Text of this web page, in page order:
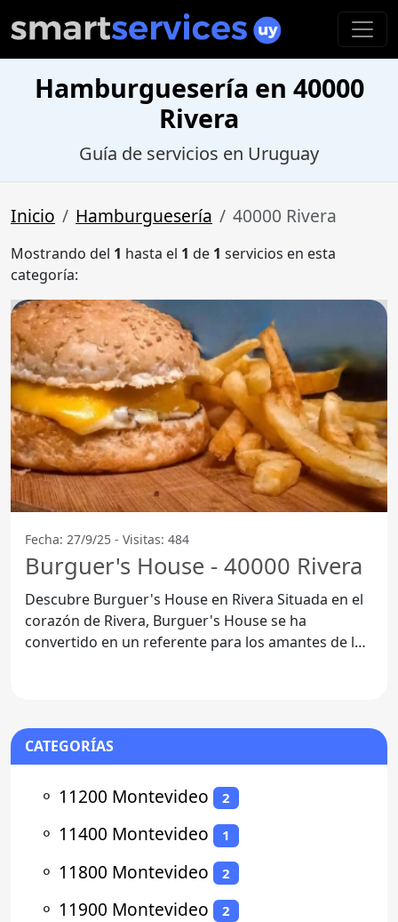
Hamburguesería en 40000
Rivera
Guía de servicios en Uruguay
Inicio Hamburguesería 40000 Rivera
Mostrando del 1 hasta el 1 de 1 servicios en esta
categoría:
Fecha: 27/9/25 - Visitas: 484
Burguer's House - 40000 Rivera
Descubre Burguer's House en Rivera Situada en el
corazón de Rivera, Burguer's House se ha
convertido en un referente para los amantes de las
CATEGORÍAS
⚬ 11200 Montevideo 2
⚬ 11400 Montevideo 1
⚬ 11800 Montevideo 2
⚬ 11900 Montevideo 2